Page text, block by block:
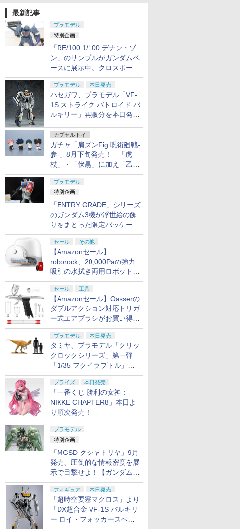
最新記事
プラモデル
特別企画
「RE/100 1/100 デナン・ゾ
ン」のサンプルがガンダムベ
ースに展示中。クロスボー
ン・バンガードの制式量産機
が間もなく発送【ガンダムベ
ース撮り下ろし】
プラモデル 本日発売
ハセガワ、プラモデル「VF-
1S ストライク バトロイド バ
ルキリー」再販分を本日発
カプセルトイ
ガチャ「肩ズンFig.呪術廻戦-
参-」8月下旬発売！ 「虎
杖」・「伏黒」に加え「乙
骨」・「脹相」がラインナッ
プ
プラモデル
特別企画
「ENTRY GRADE」シリーズ
のガンダム3機が浮世絵の飾
りをまとった限定パッケージ
で8月29日に発売！ お土産
にもピッタリ!?【ガンダムベ
ース撮り下ろし】
セール その他
【Amazonセール】
roborock、20,000Paの強力
吸引の水拭き両用ロボット掃
除機「Qrevo Curv 2 Flow」
がお買い得！
セール 工具
【Amazonセール】Oasserの
ダブルアクション対応トリガ
ー式エアブラシがお買い得価
格で登場！
プラモデル 本日発売
タミヤ、プラモデル「クリッ
クロックシリーズ」第一弾
「1/35 フクイラプトル」本
日発売！
プライズ 本日発売
「一番くじ 勝利の女神：
NIKKE CHAPTER8」本日よ
り順次発売！
プラモデル
特別企画
「MGSD クシャトリヤ」9月
発売、圧倒的な情報密度を展
示で目撃せよ！【ガンダムベ
ース撮り下ろし】
フィギュア 本日発売
「超時空要塞マクロス」より
「DX超合金 VF-1S バルキリ
ー ロイ・フォッカースペシ